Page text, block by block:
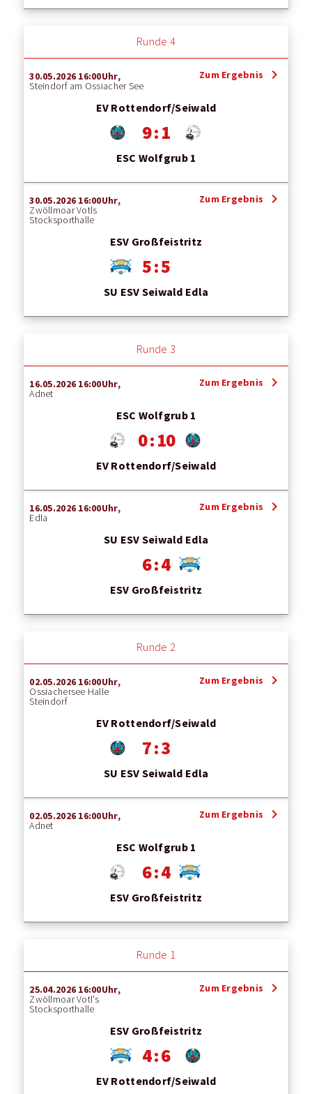
Runde 4
30.05.2026 16:00Uhr,
Steindorf am Ossiacher See
EV Rottendorf/Seiwald
9 : 1
ESC Wolfgrub 1
Zum Ergebnis chevron_right
30.05.2026 16:00Uhr,
Zwöllmoar Votls
Stocksporthalle
ESV Großfeistritz
5 : 5
SU ESV Seiwald Edla
Zum Ergebnis chevron_right
Runde 3
16.05.2026 16:00Uhr,
Adnet
ESC Wolfgrub 1
0 : 10
EV Rottendorf/Seiwald
Zum Ergebnis chevron_right
16.05.2026 16:00Uhr,
Edla
SU ESV Seiwald Edla
6 : 4
ESV Großfeistritz
Zum Ergebnis chevron_right
Runde 2
02.05.2026 16:00Uhr,
Ossiachersee Halle
Steindorf
EV Rottendorf/Seiwald
7 : 3
SU ESV Seiwald Edla
Zum Ergebnis chevron_right
02.05.2026 16:00Uhr,
Adnet
ESC Wolfgrub 1
6 : 4
ESV Großfeistritz
Zum Ergebnis chevron_right
Runde 1
25.04.2026 16:00Uhr,
Zwöllmoar Votl's
Stocksporthalle
ESV Großfeistritz
4 : 6
EV Rottendorf/Seiwald
Zum Ergebnis chevron_right